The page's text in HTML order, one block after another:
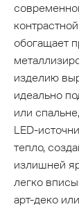
обогащает
изделию
идеально
или
LED-
тепло,
излишней
легко
арт-деко